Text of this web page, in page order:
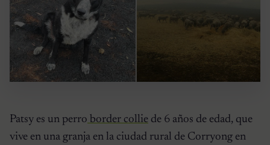
Patsy es un perro border collie de 6 años de edad, que
vive en una granja en la ciudad rural de Corryong en